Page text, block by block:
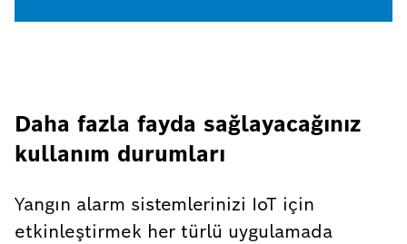
Daha fazla fayda sağlayacağınız
kullanım durumları
Yangın alarm sistemlerinizi IoT için
etkinleştirmek her türlü uygulamada